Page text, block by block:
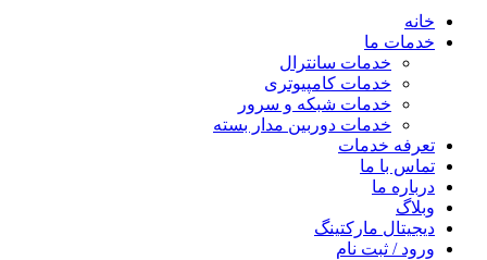
خانه
خدمات ما
خدمات سانترال
خدمات کامپیوتری
خدمات شبکه و سرور
خدمات دوربین مدار بسته
تعرفه خدمات
تماس با ما
درباره ما
وبلاگ
دیجیتال مارکتینگ
ورود / ثبت نام